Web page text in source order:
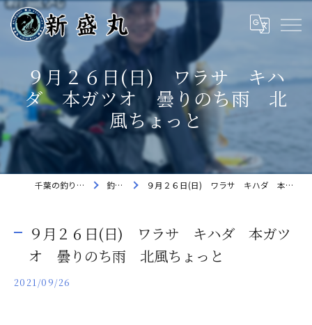
９月２６日(日) ワラサ キハ
ダ 本ガツオ 曇りのち雨 北
風ちょっと
千葉の釣り船なら新盛丸 釣果速報 ９月２６日(日) ワラサ キハダ 本ガツオ 曇りのち雨 北風ちょっと
９月２６日(日) ワラサ キハダ 本ガツ
オ 曇りのち雨 北風ちょっと
2021/09/26